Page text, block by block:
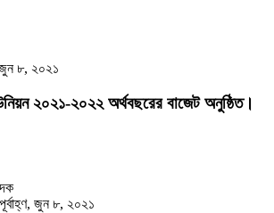
জুন ৮, ২০২১
২০২১-২০২২ অর্থবছরের বাজেট অনুষ্ঠিত।
জুন ৮, ২০২১